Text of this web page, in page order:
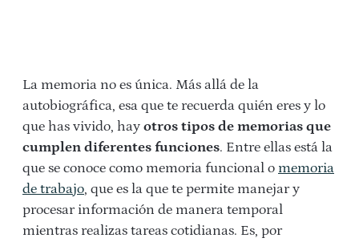
La memoria no es única. Más allá de la
autobiográfica, esa que te recuerda quién eres y lo
que has vivido, hay otros tipos de memorias que
cumplen diferentes funciones. Entre ellas está la
que se conoce como memoria funcional o memoria
de trabajo, que es la que te permite manejar y
procesar información de manera temporal
mientras realizas tareas cotidianas. Es, por